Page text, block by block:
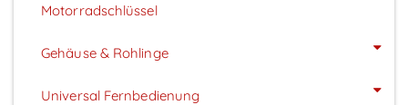
Motorradschlüssel
Gehäuse & Rohlinge
Universal Fernbedienung